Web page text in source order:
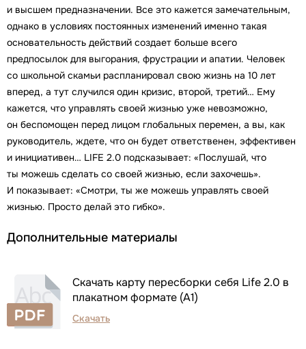
и высшем предназначении. Все это кажется замечательным,
однако в условиях постоянных изменений именно такая
основательность действий создает больше всего
предпосылок для выгорания, фрустрации и апатии. Человек
со школьной скамьи распланировал свою жизнь на 10 лет
вперед, а тут случился один кризис, второй, третий… Ему
кажется, что управлять своей жизнью уже невозможно,
он беспомощен перед лицом глобальных перемен, а вы, как
руководитель, ждете, что он будет ответственен, эффективен
и инициативен… LIFE 2.0 подсказывает: «Послушай, что
ты можешь сделать со своей жизнью, если захочешь».
И показывает: «Смотри, ты же можешь управлять своей
жизнью. Просто делай это гибко».
Дополнительные материалы
Скачать карту пересборки себя Life 2.0 в
плакатном формате (А1)
Скачать